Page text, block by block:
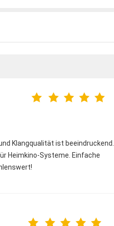
Klangqualität ist beeindruckend.
Heimkino-Systeme. Einfache